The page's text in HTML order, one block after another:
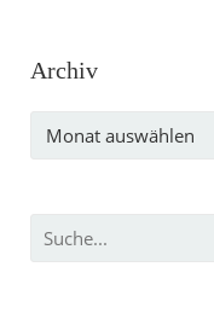
Archiv
Archiv